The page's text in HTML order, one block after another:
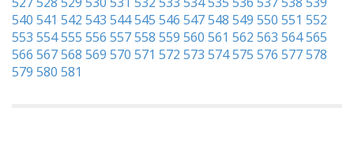
540 541 542 543 544545 546 547548 549 550 551 552
553 554555 556 557558 559 560 561 562 563 564565
566 567568 569 570 571 572 573 574575 576 577578
579 580 581